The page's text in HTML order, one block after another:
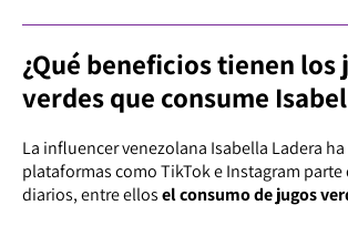
¿Qué beneficios tienen los
verdes que consume
La influencer venezolana Isabella Ladera
plataformas como TikTok e Instagram parte
diarios, entre ellosel consumo de jugos